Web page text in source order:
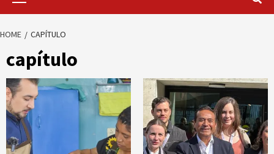
HOME CAPÍTULO
capítulo